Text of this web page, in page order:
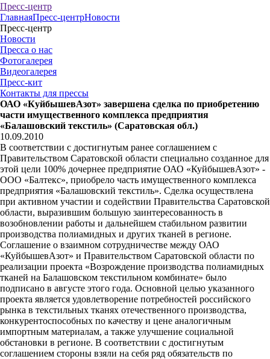
Пресс-центр
ГлавнаяПресс-центрНовости
Пресс-центр
Новости
Пресса о нас
Фотогалерея
Видеогалерея
Пресс-кит
Контакты для прессы
ОАО «КуйбышевАзот» завершена сделка по приобретению
части имущественного комплекса предприятия
«Балашовский текстиль» (Саратовская обл.)
10.09.2010
В соответствии с достигнутым ранее соглашением с
Правительством Саратовской области специально созданное для
этой цели 100% дочернее предприятие ОАО «КуйбышевАзот» -
ООО «Балтекс», приобрело часть имущественного комплекса
предприятия «Балашовский текстиль». Сделка осуществлена
при активном участии и содействии Правительства Саратовской
области, выразившим большую заинтересованность в
возобновлении работы и дальнейшем стабильном развитии
производства полиамидных и других тканей в регионе.
Соглашение о взаимном сотрудничестве между ОАО
«КуйбышевАзот» и Правительством Саратовской области по
реализации проекта «Возрождение производства полиамидных
тканей на Балашовском текстильном комбинате» было
подписано в августе этого года. Основной целью указанного
проекта является удовлетворение потребностей российского
рынка в текстильных тканях отечественного производства,
конкурентоспособных по качеству и цене аналогичным
импортным материалам, а также улучшение социальной
обстановки в регионе. В соответствии с достигнутым
соглашением стороны взяли на себя ряд обязательств по